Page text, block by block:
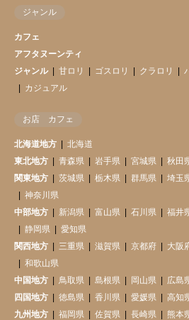
ジャンル
カフェ
アフタヌーンティ
ジャンル
甘ロリ ゴスロリ クラロリ
カジュアル
お店 カフェ
北海道地方
北海道
東北地方
青森県 岩手県 宮城県 秋田
関東地方
茨城県 栃木県 群馬県 埼玉
神奈川県
中部地方
新潟県 富山県 石川県 福井
静岡県
愛知県
関西地方
三重県 滋賀県 京都府 大阪
和歌山県
中国地方
鳥取県 島根県 岡山県 広島
四国地方
徳島県 香川県 愛媛県
高知
九州地方
福岡県 佐賀県 長崎県 熊本